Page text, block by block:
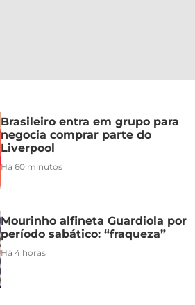
Brasileiro entra em grupo para
negocia comprar parte do
Liverpool
Há 60 minutos
Mourinho alfineta Guardiola por
período sabático: “fraqueza”
Há 4 horas